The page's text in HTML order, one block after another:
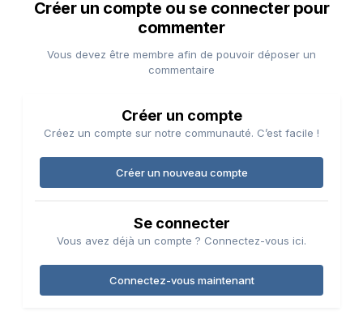
Créer un compte ou se connecter pour
commenter
Vous devez être membre afin de pouvoir déposer un
commentaire
Créer un compte
Créez un compte sur notre communauté. C’est facile !
Créer un nouveau compte
Se connecter
Vous avez déjà un compte ? Connectez-vous ici.
Connectez-vous maintenant